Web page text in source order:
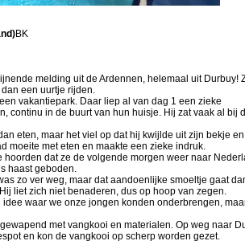
BK
melding uit de Ardennen, helemaal uit Durbuy!
een uurtje rijden.
vakantiepark. Daar liep al van dag 1 een zieke
continu in de buurt van hun huisje. Hij zat vaak al bij
eten, maar het viel op dat hij kwijlde uit zijn bekje
moeite met eten en maakte een zieke indruk.
hoorden dat ze de volgende morgen weer naar
haast geboden.
zo ver weg, maar dat aandoenlijke smoeltje gaat
liet zich niet benaderen, dus op hoop van zegen.
waar we onze jongen konden onderbrengen,
met vangkooi en materialen. Op weg naar
en kon de vangkooi op scherp worden gezet.